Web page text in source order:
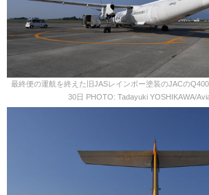
最終便の運航を終えた旧JASレインボー塗装のJACの
30日 PHOTO: Tadayuki YOSHIKAWA/